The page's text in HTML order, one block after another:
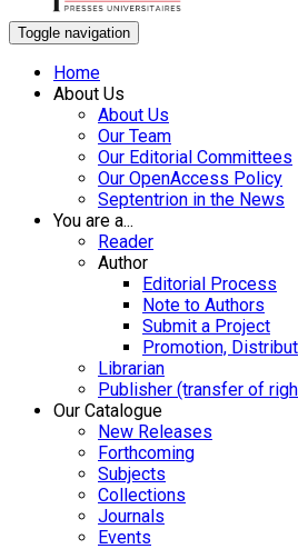
Toggle navigation
Home
About Us
About Us
Our Team
Our Editorial Committees
Our OpenAccess Policy
Septentrion in the News
You are a...
Reader
Author
Editorial Process
Note to Authors
Submit a Project
Promotion,
Librarian
Publisher (transfer of
Our Catalogue
New Releases
Forthcoming
Subjects
Collections
Journals
Events